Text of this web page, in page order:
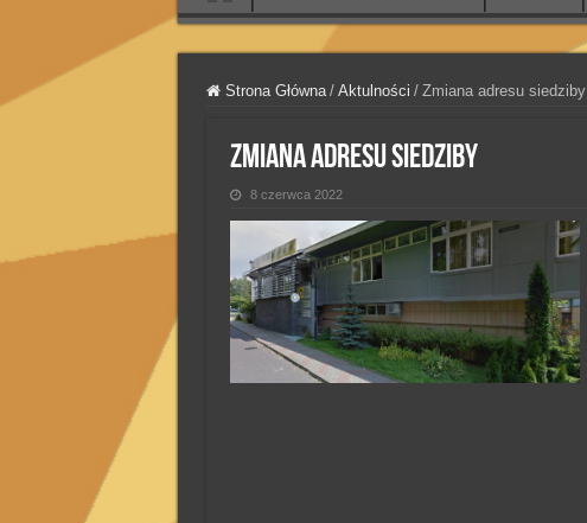
Strona Główna / Aktulności / Zmiana adresu siedziby
Zmiana adresu siedziby
8 czerwca 2022